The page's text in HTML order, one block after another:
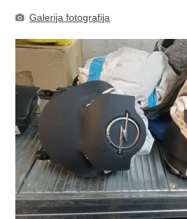
Galerija fotografija